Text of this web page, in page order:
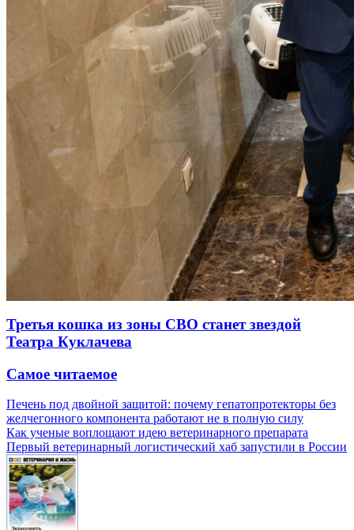
Третья кошка из зоны СВО станет звездой
Театра Куклачева
Самое читаемое
Печень под двойной защитой: почему гепатопротекторы без
желчегонного компонента работают не в полную силу
Как ученые воплощают идею ветеринарного препарата
Первый ветеринарный логистический хаб запустили в России